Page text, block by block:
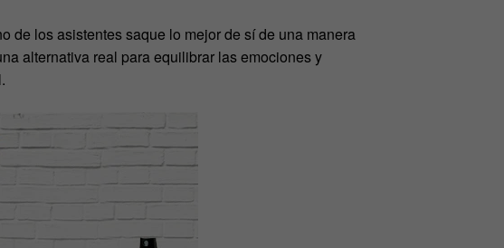
de los asistentes saque lo mejor de sí de una manera
alternativa real para equilibrar las emociones y